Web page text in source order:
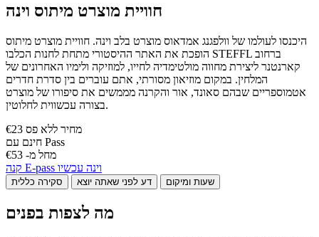
חוויית מוצרט מיתוס וינה
היכנסו לעולמו של וולפגנג אמדאוס מוצרט בלב וינה. חוויית מוצרט מיתוס
הופכת את האתר ההיסטורי מתחת לחנות הכלבו STEFFL ברחוב
קארנטנר ליצירת מחווה מולטימדיה לחייו, למוזיקה ולימיו האחרונים של
המלחין. במקום מוזיאון מסורתי, אתם עוברים בין סדרת חדרים
אטמוספריים שבהם סאונד, אור והקרנה מממשים את סיפורו של מוצרט
בצורה עכשווית לחלוטין.
€23 מחיר ללא פס
חינם עם Pass
מחל מ- €53
קנה E-pass וינה עכשיו
סקירה כללית דע לפני שאתה יוצא שעות ומיקום
מה לצפות בפנים